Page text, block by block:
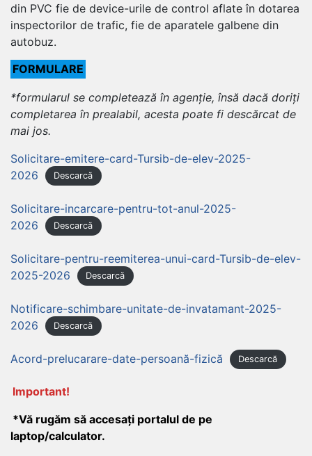
din PVC fie de device-urile de control aflate în dotarea
inspectorilor de trafic, fie de aparatele galbene din
autobuz.
FORMULARE
*formularul se completează în agenție, însă dacă doriți
completarea în prealabil, acesta poate fi descărcat de
mai jos.
Solicitare-emitere-card-Tursib-de-elev-2025-
2026
Descarcă
Solicitare-incarcare-pentru-tot-anul-2025-
2026
Descarcă
Solicitare-pentru-reemiterea-unui-card-Tursib-de-elev-
2025-2026
Descarcă
Notificare-schimbare-unitate-de-invatamant-2025-
2026
Descarcă
Acord-prelucarare-date-persoană-fizică Descarcă
Important!
*Vă rugăm să accesați portalul de pe
laptop/calculator.